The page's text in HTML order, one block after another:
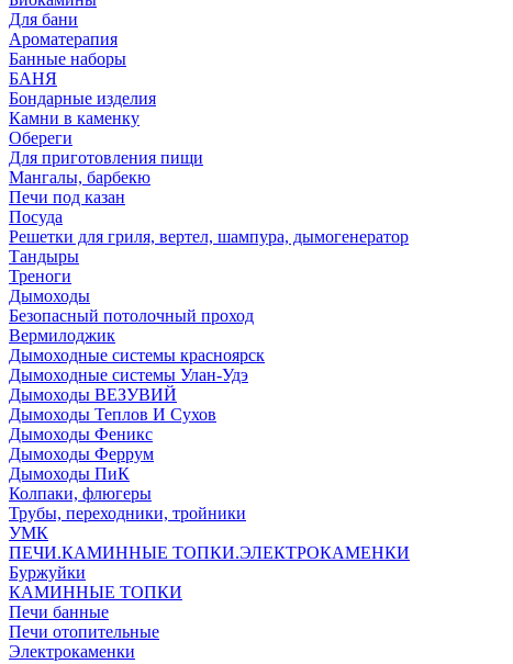
Для бани
Ароматерапия
Банные наборы
БАНЯ
Бондарные изделия
Камни в каменку
Обереги
Для приготовления пищи
Мангалы, барбекю
Печи под казан
Посуда
Решетки для гриля, вертел, шампура, дымогенератор
Тандыры
Треноги
Дымоходы
Безопасный потолочный проход
Вермилоджик
Дымоходные системы красноярск
Дымоходные системы Улан-Удэ
Дымоходы ВЕЗУВИЙ
Дымоходы Теплов И Сухов
Дымоходы Феникс
Дымоходы Феррум
Дымоходы ПиК
Колпаки, флюгеры
Трубы, переходники, тройники
УМК
ПЕЧИ.КАМИННЫЕ ТОПКИ.ЭЛЕКТРОКАМЕНКИ
Буржуйки
КАМИННЫЕ ТОПКИ
Печи банные
Печи отопительные
Электрокаменки